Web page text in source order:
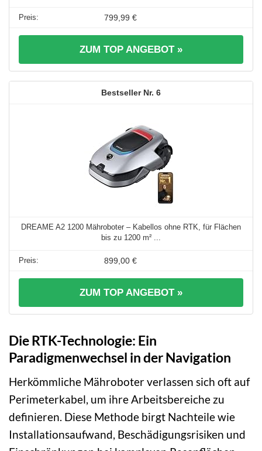
799,99 €
ZUM TOP ANGEBOT »
6
DREAME A2 1200 Mähroboter – Kabellos ohne RTK, für Flächen
bis zu 1200 m² ...
899,00 €
ZUM TOP ANGEBOT »
Die RTK-Technologie: Ein
Paradigmenwechsel in der Navigation
Herkömmliche Mähroboter verlassen sich oft auf
Perimeterkabel, um ihre Arbeitsbereiche zu
definieren. Diese Methode birgt Nachteile wie
Installationsaufwand, Beschädigungsrisiken und